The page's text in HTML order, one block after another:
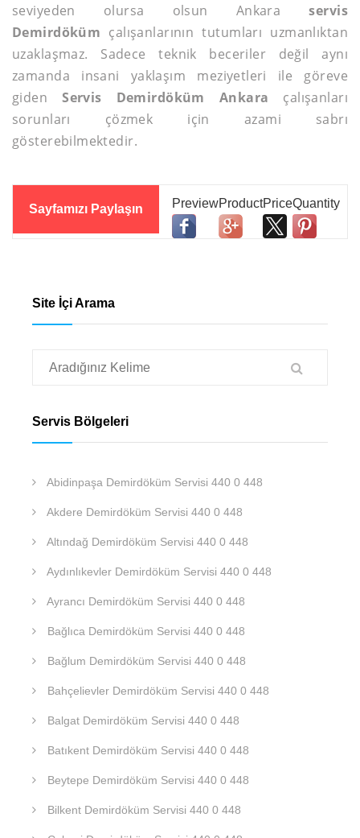
seviyeden olursa olsun Ankara servis
Demirdöküm çalışanlarının tutumları uzmanlıktan
uzaklaşmaz. Sadece teknik beceriler değil aynı
zamanda insani yaklaşım meziyetleri ile göreve
gidenServis Demirdöküm Ankara çalışanları
sorunları çözmek için azami sabrı
gösterebilmektedir.
Sayfamızı Paylaşın
Site İçi Arama
Servis Bölgeleri
Abidinpaşa Demirdöküm Servisi 440 0 448
Akdere Demirdöküm Servisi 440 0 448
Altındağ Demirdöküm Servisi 440 0 448
Aydınlıkevler Demirdöküm Servisi 440 0 448
Ayrancı Demirdöküm Servisi 440 0 448
Bağlıca Demirdöküm Servisi 440 0 448
Bağlum Demirdöküm Servisi 440 0 448
Bahçelievler Demirdöküm Servisi 440 0 448
Balgat Demirdöküm Servisi 440 0 448
Batıkent Demirdöküm Servisi 440 0 448
Beytepe Demirdöküm Servisi 440 0 448
Bilkent Demirdöküm Servisi 440 0 448